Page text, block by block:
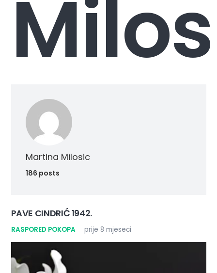
Martina Milosic
186 posts
PAVE CINDRIĆ 1942.
RASPORED POKOPA prije 8 mjeseci